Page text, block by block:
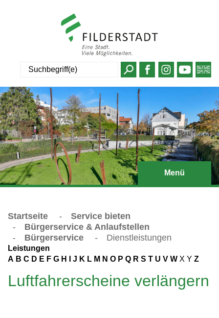
Menü
Startseite -
Service bieten
-
Bürgerservice & Anlaufstellen
-
Bürgerservice - Dienstleistungen
Leistungen
A B C D E F G H J K L M N O P Q R S T U V W X Y Z
Luftfahrerscheine verlängern